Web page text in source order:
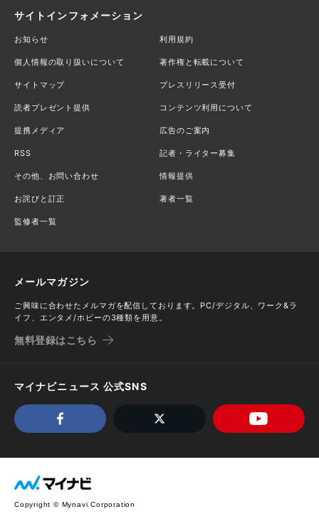
サイトインフォメーション
お知らせ 利用規約
個人情報の取り扱いについて 著作権と転載について
サイトマップ プレスリリース受付
読者プレゼント提供 コンテンツ利用について
提携メディア 広告のご案内
RSS 記者・ライター募集
その他、お問い合わせ 情報提供
お詫びと訂正 著者一覧
監修者一覧
メールマガジン
ご興味に合わせたメルマガを配信しております。PC/デジタル、ワーク&ラ
イフ、エンタメ/ホビーの3種類を用意。
無料登録はこちら
マイナビニュース 公式SNS
Copyright © Mynavi Corporation